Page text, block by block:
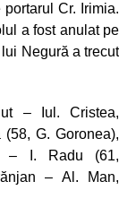
Cr. Irimia.
a fost anulat pe
Negură a trecut
– Iul. Cristea,
G. Goronea),
– I. Radu (61,
– Al. Man,